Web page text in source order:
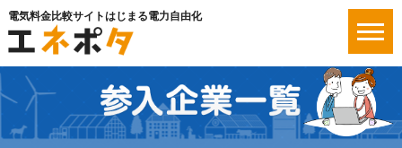
電気料金比較サイトはじまる電力自由化